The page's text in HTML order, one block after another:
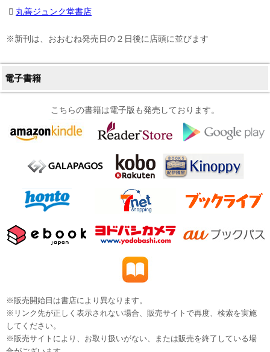
丸善ジュンク堂書店
※新刊は、おおむね発売日の２日後に店頭に並びます
電子書籍
こちらの書籍は電子版も発売しております。
※販売開始日は書店により異なります。
※リンク先が正しく表示されない場合、販売サイトで再度、検索を実施
してください。
※販売サイトにより、お取り扱いがない、または販売を終了している場